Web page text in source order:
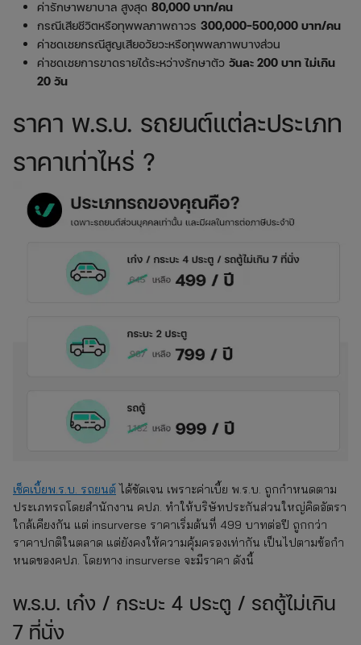
ค่ารักษาพยาบาล สูงสุด 80,000 บาท/คน
กรณีเสียชีวิตหรือทุพพลภาพถาวร 300,000–500,000 บาท/คน
ค่าชดเชยกรณีสูญเสียอวัยวะหรือทุพพลภาพบางส่วน
ค่าชดเชยการขาดรายได้ระหว่างรักษาตัว วันละ 200 บาท ไม่เกิน
20 วัน
ราคา พ.ร.บ. รถยนต์แต่ละประเภท
ราคาเท่าไหร่ ?
เช็คเบี้ยพ.ร.บ. รถยนต์ ได้ชัดเจน เพราะค่าเบี้ย พ.ร.บ. ถูกกำหนดตาม
ประเภทรถโดยสำนักงาน คปภ. ทำให้บริษัทประกันส่วนใหญ่คิดอัตรา
ใกล้เคียงกัน แต่ insurverse ราคาเริ่มต้นที่ 499 บาทต่อปี ถูกกว่า
ราคาปกติในตลาด แต่ยังคงให้ความคุ้มครองเท่ากัน เป็นไปตามข้อกำ
หนดของคปภ. โดยทาง insurverse จะมีราคา ดังนี้
พ.ร.บ. เก๋ง / กระบะ 4 ประตู / รถตู้ไม่เกิน
7 ที่นั่ง